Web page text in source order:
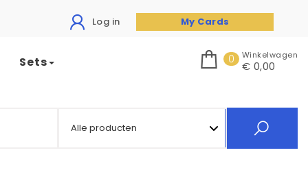
Log in My Cards
Sets 0 Winkelwagen
€ 0,00